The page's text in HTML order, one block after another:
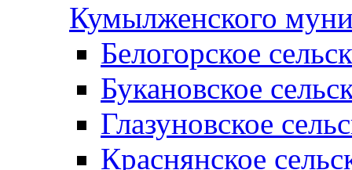
Кумылженского
Белогорское
Букановское
Глазуновское
Краснянское